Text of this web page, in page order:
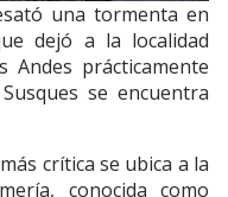
una tormenta en
dejó a la localidad
Andes prácticamente
se encuentra
crítica se ubica a la
conocida como